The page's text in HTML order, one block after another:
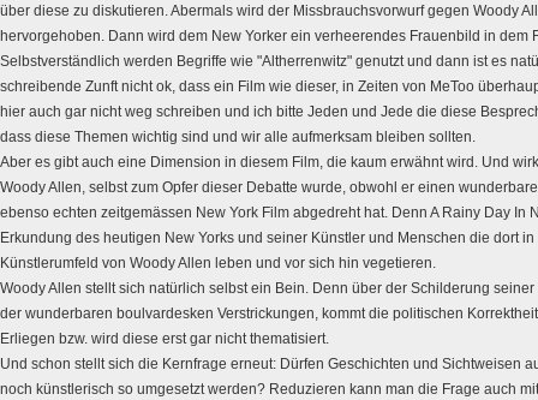
über diese zu diskutieren. Abermals wird der Missbrauchsvorwurf gegen Woody
hervorgehoben. Dann wird dem New Yorker ein verheerendes Frauenbild in dem
Selbstverständlich werden Begriffe wie "Altherrenwitz" genutzt und dann ist es
schreibende Zunft nicht ok, dass ein Film wie dieser, in Zeiten von MeToo
hier auch gar nicht weg schreiben und ich bitte Jeden und Jede die diese
dass diese Themen wichtig sind und wir alle aufmerksam bleiben sollten.
Aber es gibt auch eine Dimension in diesem Film, die kaum erwähnt wird. Und
Woody Allen, selbst zum Opfer dieser Debatte wurde, obwohl er einen
ebenso echten zeitgemässen New York Film abgedreht hat. Denn A Rainy Day In
Erkundung des heutigen New Yorks und seiner Künstler und Menschen die dort
Künstlerumfeld von Woody Allen leben und vor sich hin vegetieren.
Woody Allen stellt sich natürlich selbst ein Bein. Denn über der Schilderung
der wunderbaren boulvardesken Verstrickungen, kommt die politischen
Erliegen bzw. wird diese erst gar nicht thematisiert.
Und schon stellt sich die Kernfrage erneut: Dürfen Geschichten und Sichtweisen
noch künstlerisch so umgesetzt werden? Reduzieren kann man die Frage auch